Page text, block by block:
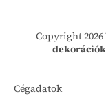
Copyright 2026
Cégadatok